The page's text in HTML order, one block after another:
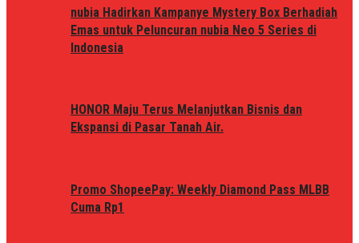
nubia Hadirkan Kampanye Mystery Box Berhadiah
Emas untuk Peluncuran nubia Neo 5 Series di
Indonesia
HONOR Maju Terus Melanjutkan Bisnis dan
Ekspansi di Pasar Tanah Air.
Promo ShopeePay: Weekly Diamond Pass MLBB
Cuma Rp1